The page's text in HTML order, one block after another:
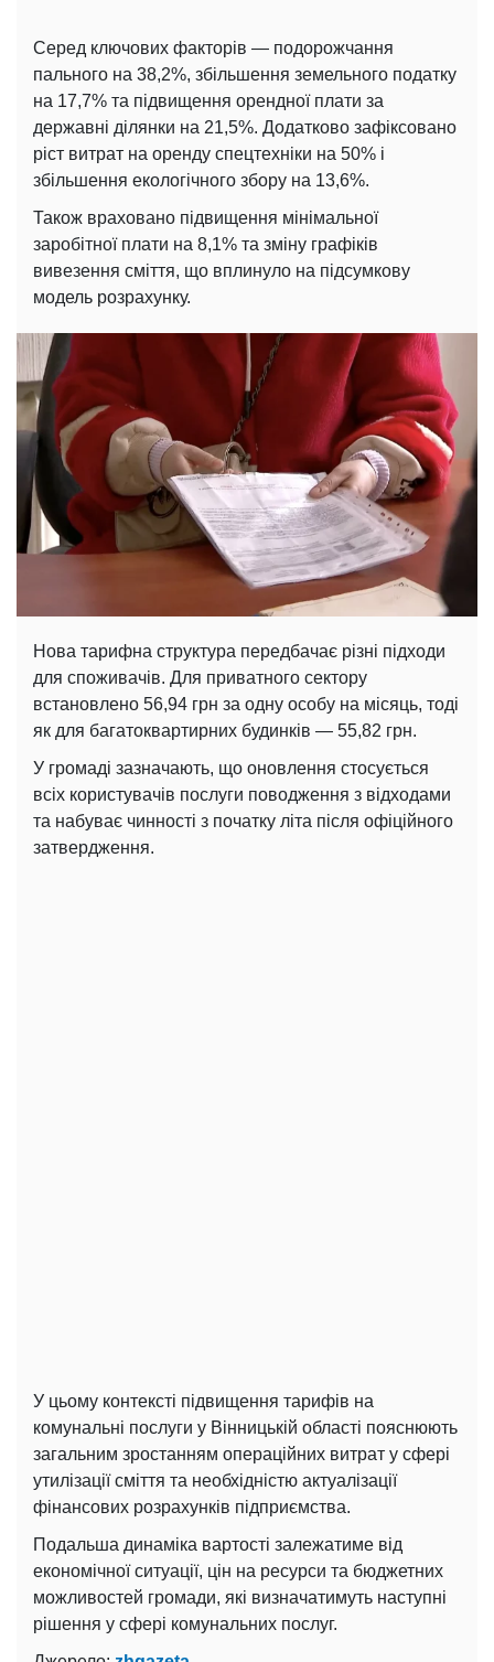
Серед ключових факторів — подорожчання
пального на 38,2%, збільшення земельного податку
на 17,7% та підвищення орендної плати за
державні ділянки на 21,5%. Додатково зафіксовано
ріст витрат на оренду спецтехніки на 50% і
збільшення екологічного збору на 13,6%.
Також враховано підвищення мінімальної
заробітної плати на 8,1% та зміну графіків
вивезення сміття, що вплинуло на підсумкову
модель розрахунку.
Нова тарифна структура передбачає різні підходи
для споживачів. Для приватного сектору
встановлено 56,94 грн за одну особу на місяць, тоді
як для багатоквартирних будинків — 55,82 грн.
У громаді зазначають, що оновлення стосується
всіх користувачів послуги поводження з відходами
та набуває чинності з початку літа після офіційного
затвердження.
У цьому контексті підвищення тарифів на
комунальні послуги у Вінницькій області пояснюють
загальним зростанням операційних витрат у сфері
утилізації сміття та необхідністю актуалізації
фінансових розрахунків підприємства.
Подальша динаміка вартості залежатиме від
економічної ситуації, цін на ресурси та бюджетних
можливостей громади, які визначатимуть наступні
рішення у сфері комунальних послуг.